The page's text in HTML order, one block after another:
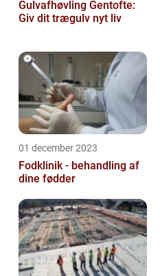
Gulvafhøvling Gentofte:
Giv dit trægulv nyt liv
01 december 2023
Fodklinik - behandling af
dine fødder